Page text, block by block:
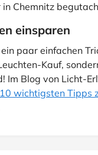
Chemnitz
einsparen
paar einfachen
Kauf,
Im Blog von Licht-
10 wichtigsten Tipps